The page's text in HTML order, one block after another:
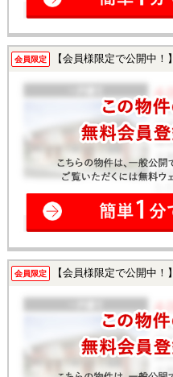
会員限定 【会員様限定で公開中！】
会員限定 【会員様限定で公開中！】